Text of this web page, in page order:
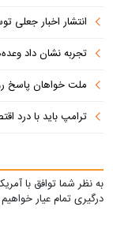
انتشار اخبار
تجربه نشان داد
ملت خواهان
ترامپ باید با درد
به نظر شما توافق با
درگیری تمام عیار